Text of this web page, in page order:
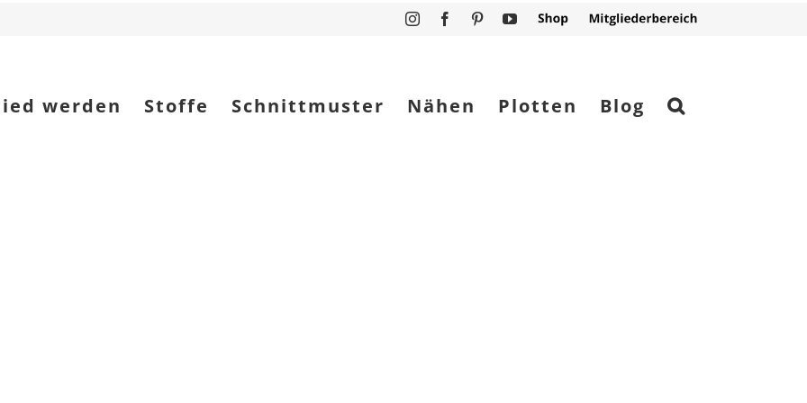
InstagramFacebookPinterestYouTube
Shop Mitgliederbereich
werden Stoffe Schnittmuster Nähen Plotten Blog